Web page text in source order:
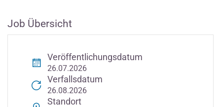
Job Übersicht
Veröffentlichungsdatum
26.07.2026
Verfallsdatum
26.08.2026
Standort